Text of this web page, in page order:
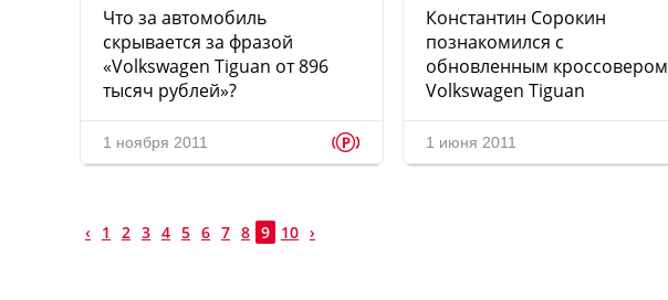
Что за автомобиль
скрывается за фразой
«Volkswagen Tiguan от 896
тысяч рублей»?
1 ноября 2011 p
Константин Сорокин
познакомился с
обновленным кроссовером
Volkswagen Tiguan
1 июня 2011
‹ 1 2 3 4 5 6 7 8 9 10 ›